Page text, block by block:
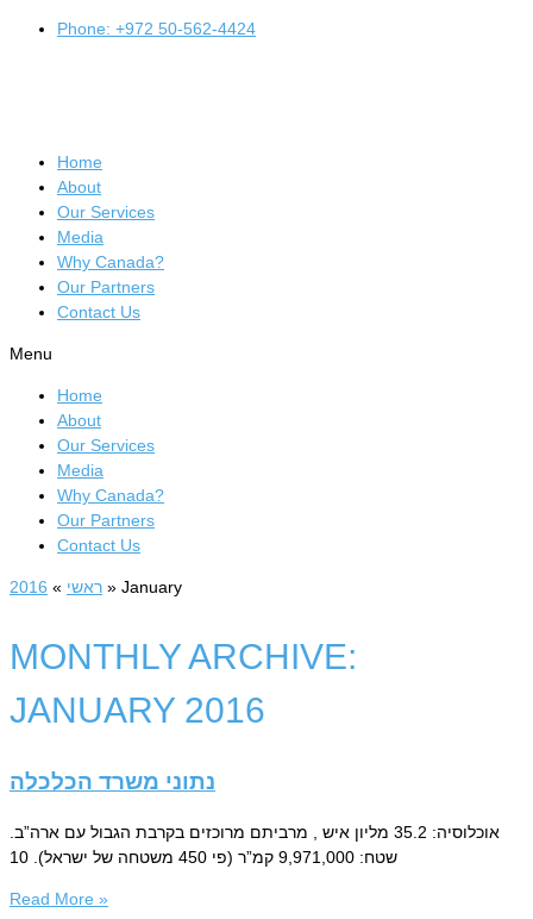
Phone: +972 50-562-4424
Home
About
Our Services
Media
Why Canada?
Our Partners
Contact Us
Menu
Home
About
Our Services
Media
Why Canada?
Our Partners
Contact Us
ראשי »
2016 » January
MONTHLY ARCHIVE:
JANUARY 2016
נתוני משרד הכלכלה
אוכלוסיה: 35.2 מליון איש , מרביתם מרוכזים בקרבת הגבול עם ארה”ב.
שטח: 9,971,000 קמ”ר (פי 450 משטחה של ישראל). 10
Read More »